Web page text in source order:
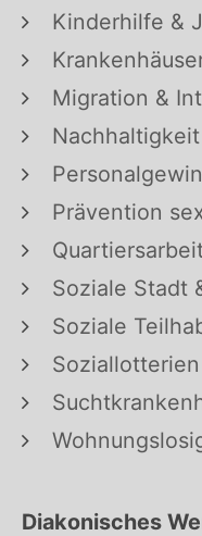
Kinderhilfe &
Migration &
Nachhaltigkeit
Prävention
Quartiersarbeit
Soziale Stadt
Soziale
Soziallotterien
Diakonisches